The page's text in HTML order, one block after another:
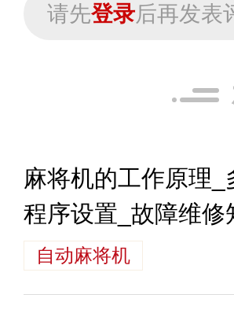
请先登录后再发表
麻将机的工作原理_
程序设置_故障维修
自动麻将机